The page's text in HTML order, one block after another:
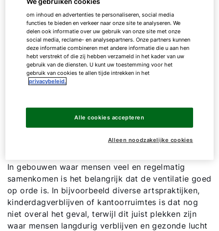
Of je nu te maken hebt met beperkte ruimte of
complexe renovatie-eisen, de CSL-800 is
compact zonder in te leveren op functionaliteit.
Een gezond
In gebouwen waar mensen veel en regelmatig
samenkomen is het belangrijk dat de ventilatie goed
op orde is. In bijvoorbeeld diverse artspraktijken,
kinderdagverblijven of kantoorruimtes is dat nog
niet overal het geval, terwijl dit juist plekken zijn
waar mensen langdurig verblijven en gezonde lucht
om inhoud en advertenties te personaliseren, social media
functies te bieden en verkeer naar onze site te analyseren. We
delen ook informatie over uw gebruik van onze site met onze
social media, reclame- en analysepartners. Onze partners kunnen
deze informatie combineren met andere informatie die u aan hen
hebt verstrekt of die zij hebben verzameld in het kader van uw
gebruik van de diensten. U kunt uw toestemming voor het
gebruik van cookies te allen tijde intrekken in het
privacybeleid.
Alleen noodzakelijke cookies
Alle cookies accepteren